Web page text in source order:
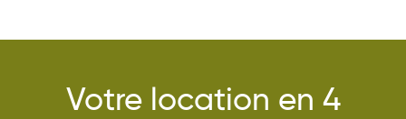
Votre location en 4